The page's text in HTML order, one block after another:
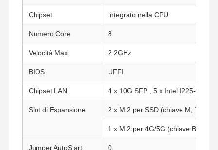
Chipset Integrato nella CPU
Numero Core 8
Velocità Max. 2.2GHz
BIOS UFFI
Chipset LAN 4 x 10G SFP , 5 x Intel I225-V/
Slot di Espansione 2 x M.2 per SSD (chiave M, Tipo:
1 x M.2 per 4G/5G (chiave B, Tipo:
Jumper AutoStart 0